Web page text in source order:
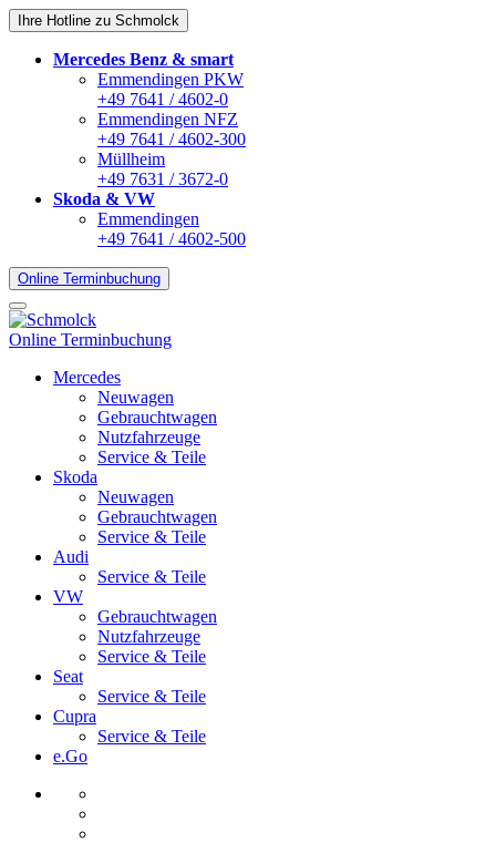
Ihre Hotline zu Schmolck
Mercedes Benz & smart
Emmendingen PKW
+49 7641 / 4602-0
Emmendingen NFZ
+49 7641 / 4602-300
Müllheim
+49 7631 / 3672-0
Skoda & VW
Emmendingen
+49 7641 / 4602-500
Online Terminbuchung
Online Terminbuchung
Mercedes
Neuwagen
Gebrauchtwagen
Nutzfahrzeuge
Service & Teile
Skoda
Neuwagen
Gebrauchtwagen
Service & Teile
Audi
Service & Teile
VW
Gebrauchtwagen
Nutzfahrzeuge
Service & Teile
Seat
Service & Teile
Cupra
Service & Teile
e.Go